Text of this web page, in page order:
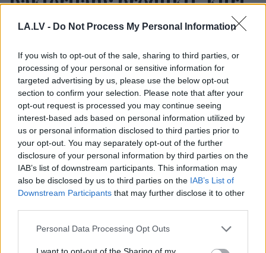
LA.LV - Do Not Process My Personal Information
If you wish to opt-out of the sale, sharing to third parties, or
processing of your personal or sensitive information for
targeted advertising by us, please use the below opt-out
section to confirm your selection. Please note that after your
opt-out request is processed you may continue seeing
interest-based ads based on personal information utilized by
us or personal information disclosed to third parties prior to
your opt-out. You may separately opt-out of the further
disclosure of your personal information by third parties on the
IAB’s list of downstream participants. This information may
also be disclosed by us to third parties on the IAB’s List of
Downstream Participants that may further disclose it to other
Please note that this website/app uses one or more Google
not limited to your visit or usage behaviour. You may click to
Personal Data Processing Opt Outs
I want to opt-out of the Sharing of my
siltumā kļūst bīstami jau
pēc dažām stundām
Kabačupankūkas. Šo
dārzeni var pierīvēt
jebkurām pankūkām!
“Cilvēki dzīvo tikai
centrā, pārējie ir
dzimtcilvēki,” rīdzinieks
sašutis par pasākumu
galvaspilsētā